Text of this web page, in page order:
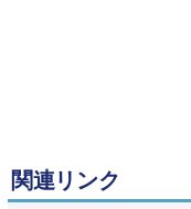
関連リンク